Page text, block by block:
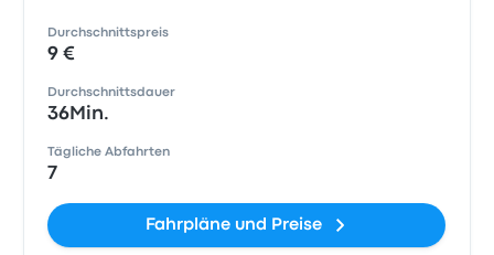
Durchschnittspreis
9 €
Durchschnittsdauer
36Min.
Tägliche Abfahrten
7
Fahrpläne und Preise